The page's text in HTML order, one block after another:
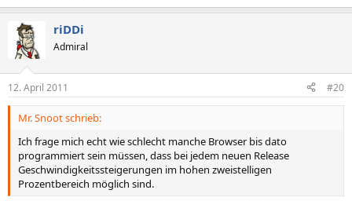
riDDi
Admiral
12. April 2011 #20
Mr. Snoot schrieb:
Ich frage mich echt wie schlecht manche Browser bis dato
programmiert sein müssen, dass bei jedem neuen Release
Geschwindigkeitssteigerungen im hohen zweistelligen
Prozentbereich möglich sind.